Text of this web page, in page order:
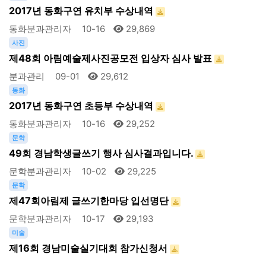
2017년 동화구연 유치부 수상내역
동화분과관리자 10-16 29,869
사진
제48회 아림예술제사진공모전 입상자 심사 발표
분과관리 09-01 29,612
동화
2017년 동화구연 초등부 수상내역
동화분과관리자 10-16 29,252
문학
49회 경남학생글쓰기 행사 심사결과입니다.
문학분과관리자 10-02 29,225
문학
제47회아림제 글쓰기한마당 입선명단
문학분과관리자 10-17 29,193
미술
제16회 경남미술실기대회 참가신청서